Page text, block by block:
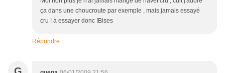
ça dans une choucroute par exemple , mais jamais essayé
cru ! à essayer donc !Bises
Répondre